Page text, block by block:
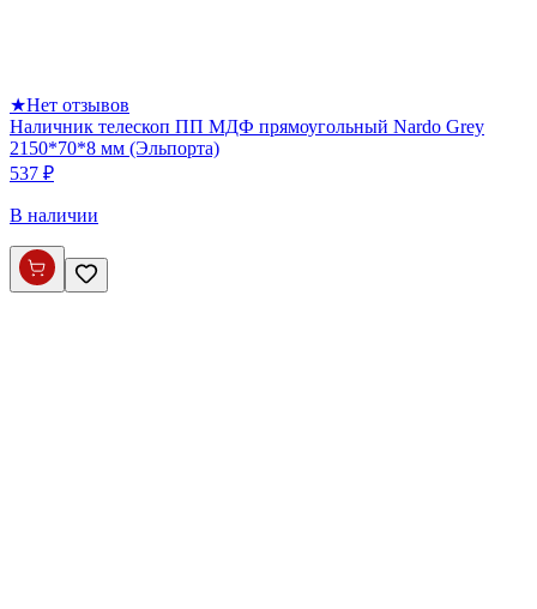
★Нет отзывов
Наличник телескоп ПП МДФ прямоугольный Nardo Grey
2150*70*8 мм (Эльпорта)
537 ₽
В наличии